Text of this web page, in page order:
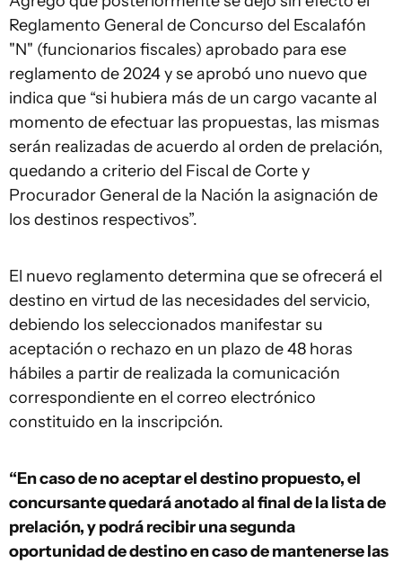
Reglamento General de Concurso del Escalafón
"N" (funcionarios fiscales) aprobado para ese
reglamento de 2024 y se aprobó uno nuevo que
indica que “si hubiera más de un cargo vacante al
momento de efectuar las propuestas, las mismas
serán realizadas de acuerdo al orden de prelación,
quedando a criterio del Fiscal de Corte y
Procurador General de la Nación la asignación de
los destinos respectivos”.
El nuevo reglamento determina que se ofrecerá el
destino en virtud de las necesidades del servicio,
debiendo los seleccionados manifestar su
aceptación o rechazo en un plazo de 48 horas
hábiles a partir de realizada la comunicación
correspondiente en el correo electrónico
constituido en la inscripción.
“En caso de no aceptar el destino propuesto, el
concursante quedará anotado al final de la lista de
prelación, y podrá recibir una segunda
oportunidad de destino en caso de mantenerse las